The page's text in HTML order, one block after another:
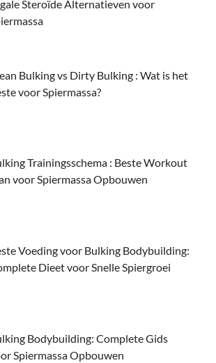
Steroïde Alternatieven voor
Bulking vs Dirty Bulking : Wat is het
voor Spiermassa?
Trainingsschema : Beste Workout
voor Spiermassa Opbouwen
Voeding voor Bulking Bodybuilding:
Dieet voor Snelle Spiergroei
Bodybuilding: Complete Gids
Spiermassa Opbouwen